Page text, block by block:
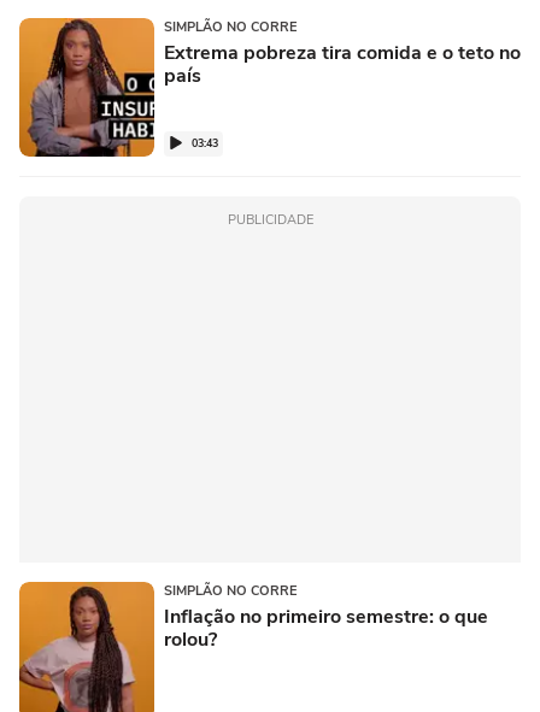
SIMPLÃO NO CORRE
Extrema pobreza tira comida e o teto no
país
03:43
PUBLICIDADE
SIMPLÃO NO CORRE
Inflação no primeiro semestre: o que
rolou?